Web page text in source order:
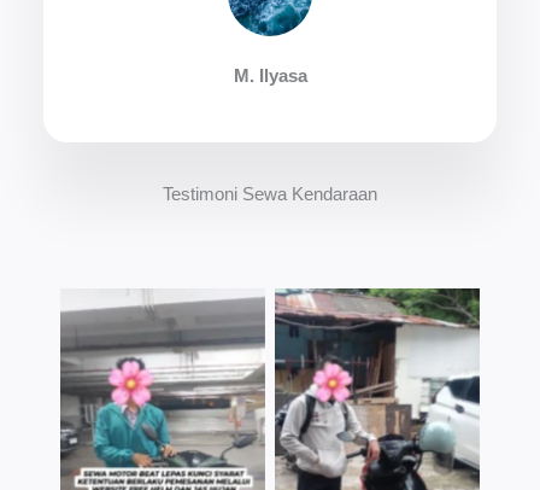
M. Ilyasa
Testimoni Sewa Kendaraan
TNo Caption TNo Caption